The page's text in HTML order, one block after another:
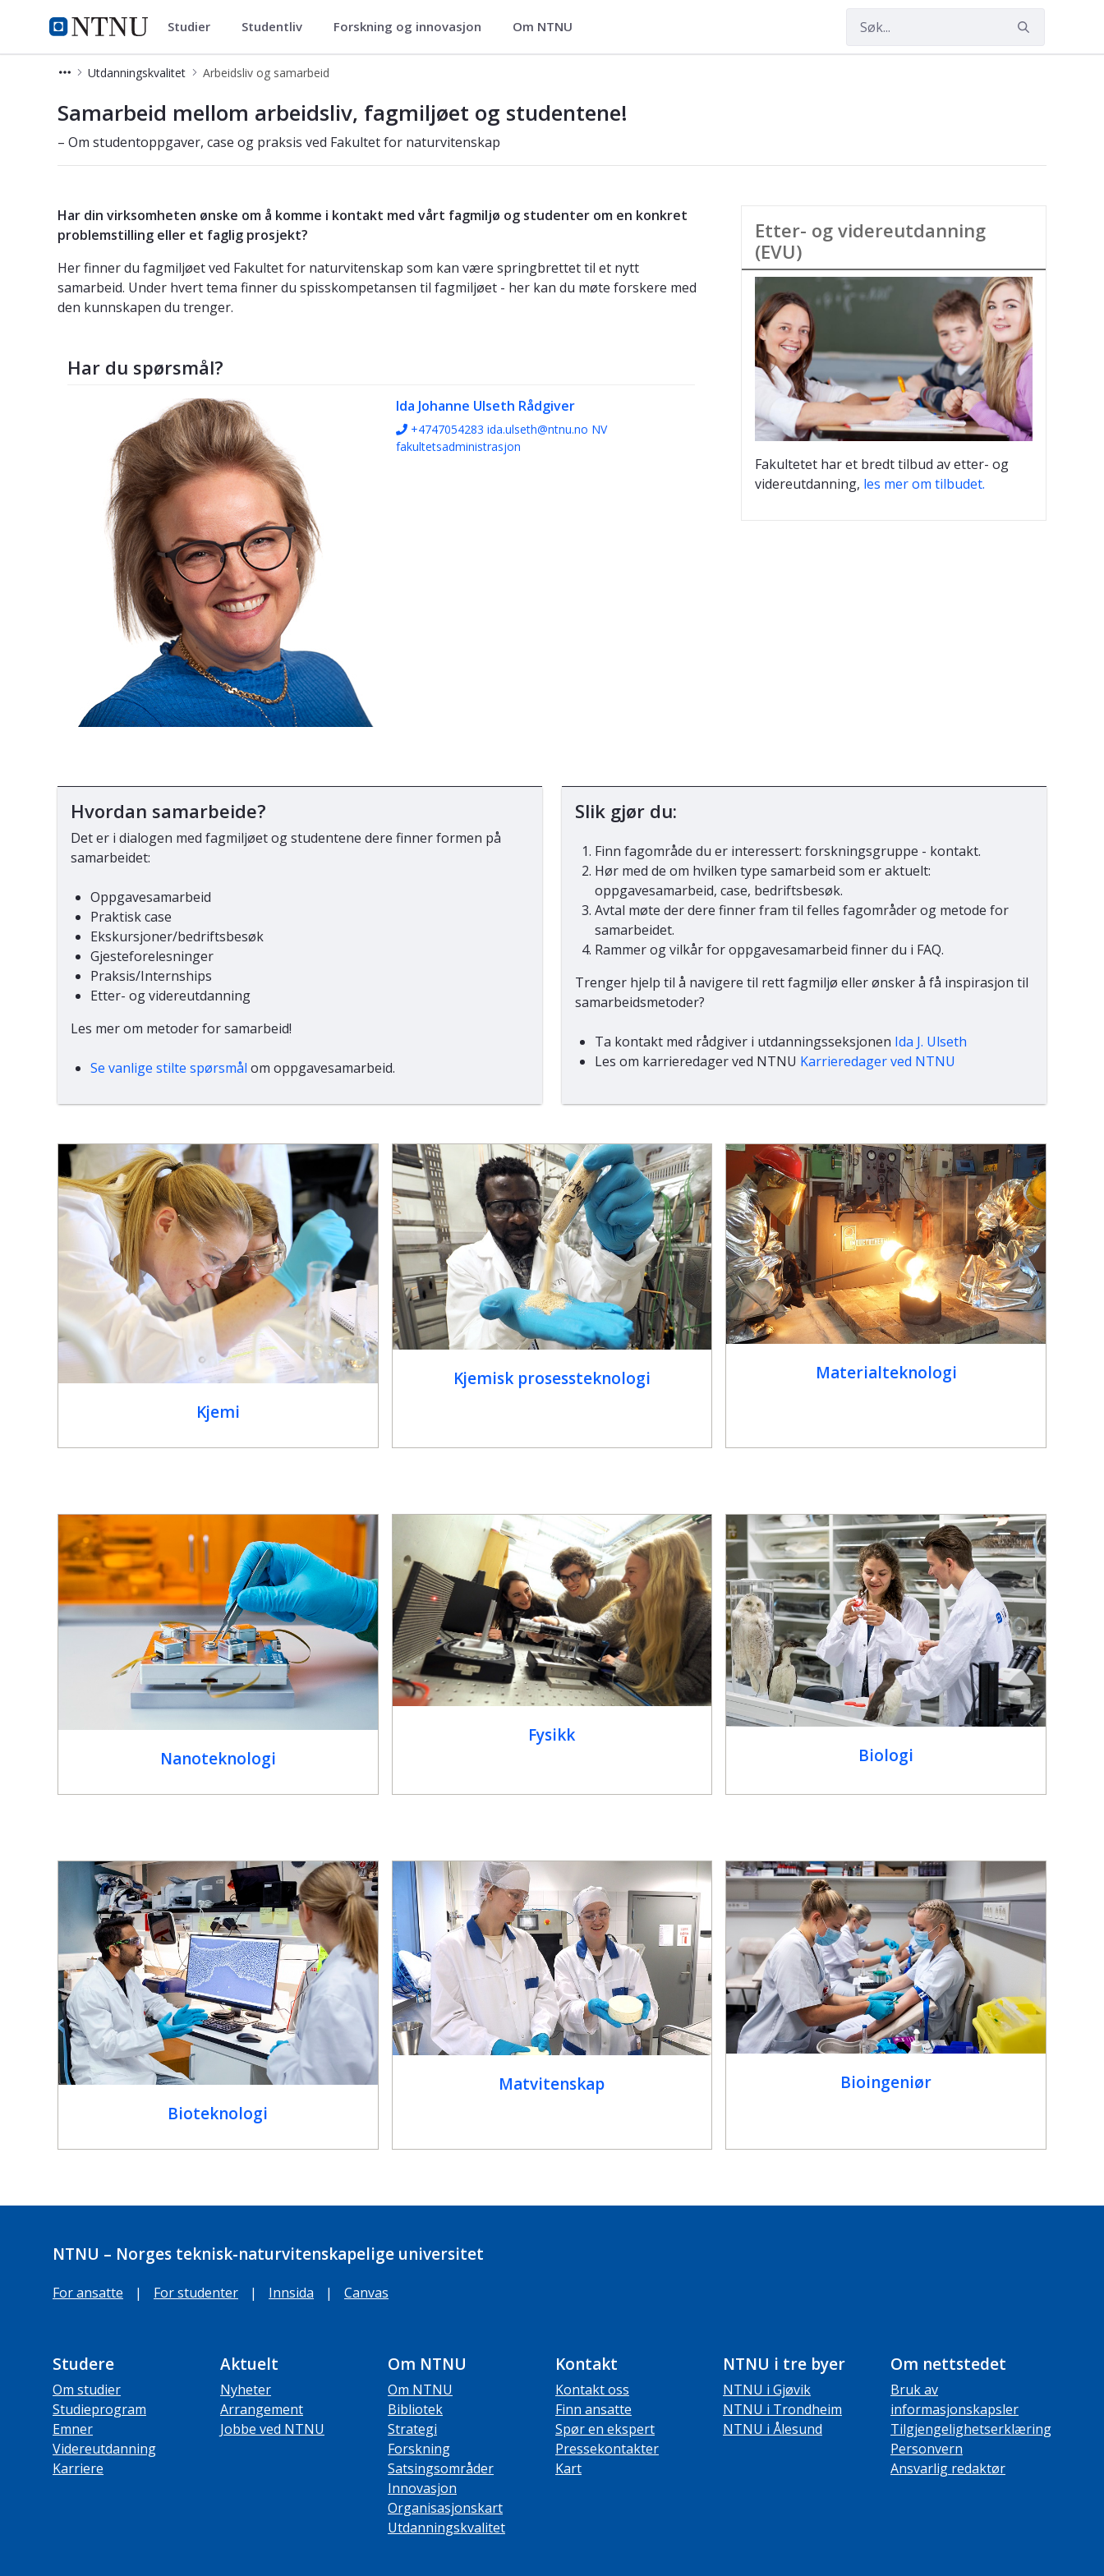
NTNU Hjemmeside
Fakultet for naturvitenskap
Studier Studentliv Forskning og innovasjon Om NTNU
Utdanningskvalitet Arbeidsliv og samarbeid
Arbeidsliv og samarbeid for virksomheter ved Fakultet for naturvitenskap
Samarbeid mellom arbeidsliv, fagmiljøet og studentene!
– Om studentoppgaver, case og praksis ved Fakultet for naturvitenskap
Har din virksomheten ønske om å komme i kontakt med vårt fagmiljø og studenter om en konkret
problemstilling eller et faglig prosjekt?
Her finner du fagmiljøet ved Fakultet for naturvitenskap som kan være springbrettet til et nytt
samarbeid. Under hvert tema finner du spisskompetansen til fagmiljøet - her kan du møte forskere med
den kunnskapen du trenger.
Har du spørsmål?
Ida Johanne Ulseth Rådgiver
+4747054283 ida.ulseth@ntnu.no NV
fakultetsadministrasjon
Etter- og videreutdanning
(EVU)
Fakultetet har et bredt tilbud av etter- og
videreutdanning, les mer om tilbudet.
Hvordan samarbeide?
Det er i dialogen med fagmiljøet og studentene dere finner formen på
samarbeidet:
Oppgavesamarbeid
Praktisk case
Ekskursjoner/bedriftsbesøk
Gjesteforelesninger
Praksis/Internships
Etter- og videreutdanning
Les mer om metoder for samarbeid!
Se vanlige stilte spørsmål om oppgavesamarbeid.
Slik gjør du:
Finn fagområde du er interessert: forskningsgruppe - kontakt.
Hør med de om hvilken type samarbeid som er aktuelt:
oppgavesamarbeid, case, bedriftsbesøk.
Avtal møte der dere finner fram til felles fagområder og metode for
samarbeidet.
Rammer og vilkår for oppgavesamarbeid finner du i FAQ.
Trenger hjelp til å navigere til rett fagmiljø eller ønsker å få inspirasjon til
samarbeidsmetoder?
Ta kontakt med rådgiver i utdanningsseksjonen Ida J. Ulseth
Les om karrieredager ved NTNU Karrieredager ved NTNU
Kjemi
Kjemisk prosessteknologi Materialteknologi
Nanoteknologi
Fysikk
Biologi
Bioteknologi
Matvitenskap Bioingeniør
NTNU – Norges teknisk-naturvitenskapelige universitet
For ansatte | For studenter | Innsida | Canvas
Studere
Om studier
Studieprogram
Emner
Videreutdanning
Karriere
Aktuelt
Nyheter
Arrangement
Jobbe ved NTNU
Om NTNU
Om NTNU
Bibliotek
Strategi
Forskning
Satsingsområder
Innovasjon
Organisasjonskart
Utdanningskvalitet
Kontakt
Kontakt oss
Finn ansatte
Spør en ekspert
Pressekontakter
Kart
NTNU i tre byer
NTNU i Gjøvik
NTNU i Trondheim
NTNU i Ålesund
Om nettstedet
Bruk av
informasjonskapsler
Tilgjengelighetserklæring
Personvern
Ansvarlig redaktør